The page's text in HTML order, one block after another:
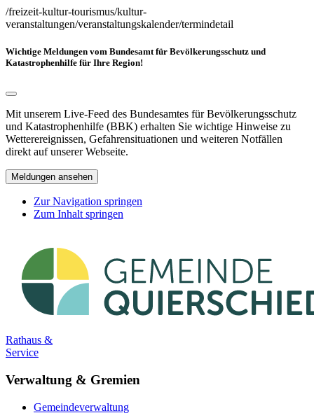
/freizeit-kultur-tourismus/kultur-
veranstaltungen/veranstaltungskalender/termindetail
Wichtige Meldungen vom Bundesamt für Bevölkerungsschutz und
Katastrophenhilfe für Ihre Region!
Mit unserem Live-Feed des Bundesamtes für Bevölkerungsschutz
und Katastrophenhilfe (BBK) erhalten Sie wichtige Hinweise zu
Wetterereignissen, Gefahrensituationen und weiteren Notfällen
direkt auf unserer Webseite.
Meldungen ansehen
Zur Navigation springen
Zum Inhalt springen
Rathaus &
Service
Verwaltung & Gremien
Gemeindeverwaltung